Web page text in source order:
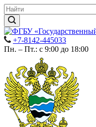
+7-8142-445033
Пн. – Пт.: с 9:00 до 18:00